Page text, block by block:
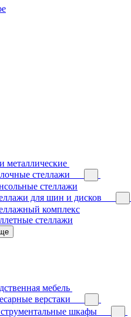
металлические
стеллажи
стеллажи
для шин и дисков
комплекс
стеллажи
мебель
верстаки
шкафы